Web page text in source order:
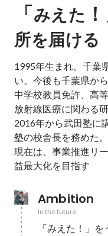
「みえた
所を届ける
1995年生まれ。千葉
い。今後も千葉県か
中学校教員免許、高
放射線医療に関わる
2016年から武田塾に
塾の校舎長を務めた。
現在は、事業推進リ
益最大化を目指す
Ambition
In the future
「みえた！」